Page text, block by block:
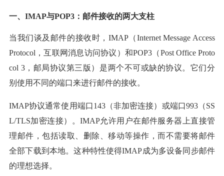
一、IMAP与POP3：邮件接收的两大支柱
当我们谈及邮件的接收时，IMAP（Internet Message Access
Protocol，互联网消息访问协议）和POP3（Post Office Proto
col 3，邮局协议第三版）是两个不可或缺的协议。它们分
别使用不同的端口来进行邮件的接收。
IMAP协议通常使用端口143（非加密连接）或端口993（SS
L/TLS加密连接）。IMAP允许用户在邮件服务器上直接管
理邮件，包括读取、删除、移动等操作，而不需要将邮件
全部下载到本地。这种特性使得IMAP成为多设备同步邮件
的理想选择。